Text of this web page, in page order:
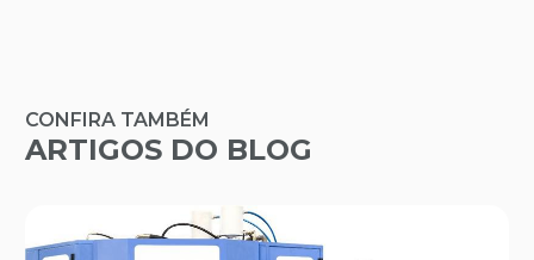
CONFIRA TAMBÉM
ARTIGOS DO BLOG